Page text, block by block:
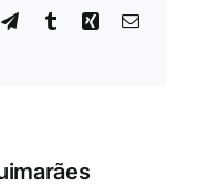
TelegramTumblrXing Email